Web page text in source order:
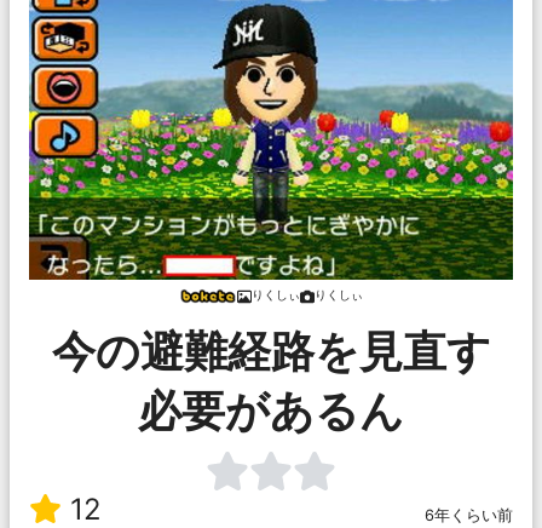
りくしぃ りくしぃ
今の避難経路を見直す
必要があるん
12 6年くらい前